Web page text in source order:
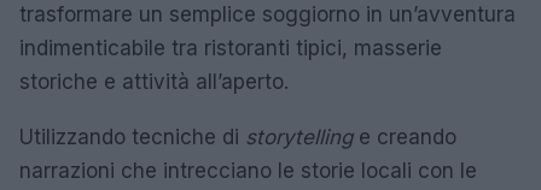
trasformare un semplice soggiorno in un’avventura
indimenticabile tra ristoranti tipici, masserie
storiche e attività all’aperto.
Utilizzando tecniche di storytellinge creando
narrazioni che intrecciano le storie locali con le